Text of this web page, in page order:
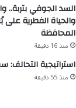
السد الجوفي بتربة..
المحافظة
منذ 16 دقيقة
استراتيجية
منذ 55 دقيقة